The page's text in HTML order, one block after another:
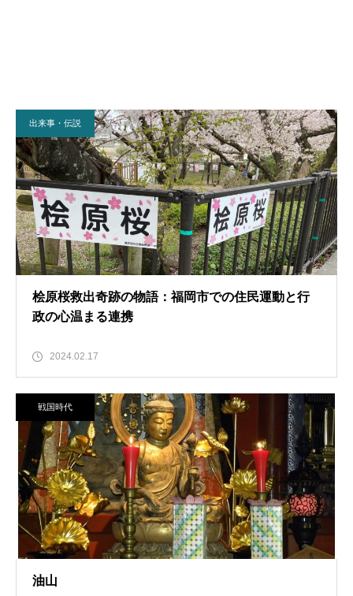
出来事・伝説
桧原桜救出奇跡の物語：福岡市での住民運動と行
政の心温まる連携
2024.02.17
戦国時代
油山